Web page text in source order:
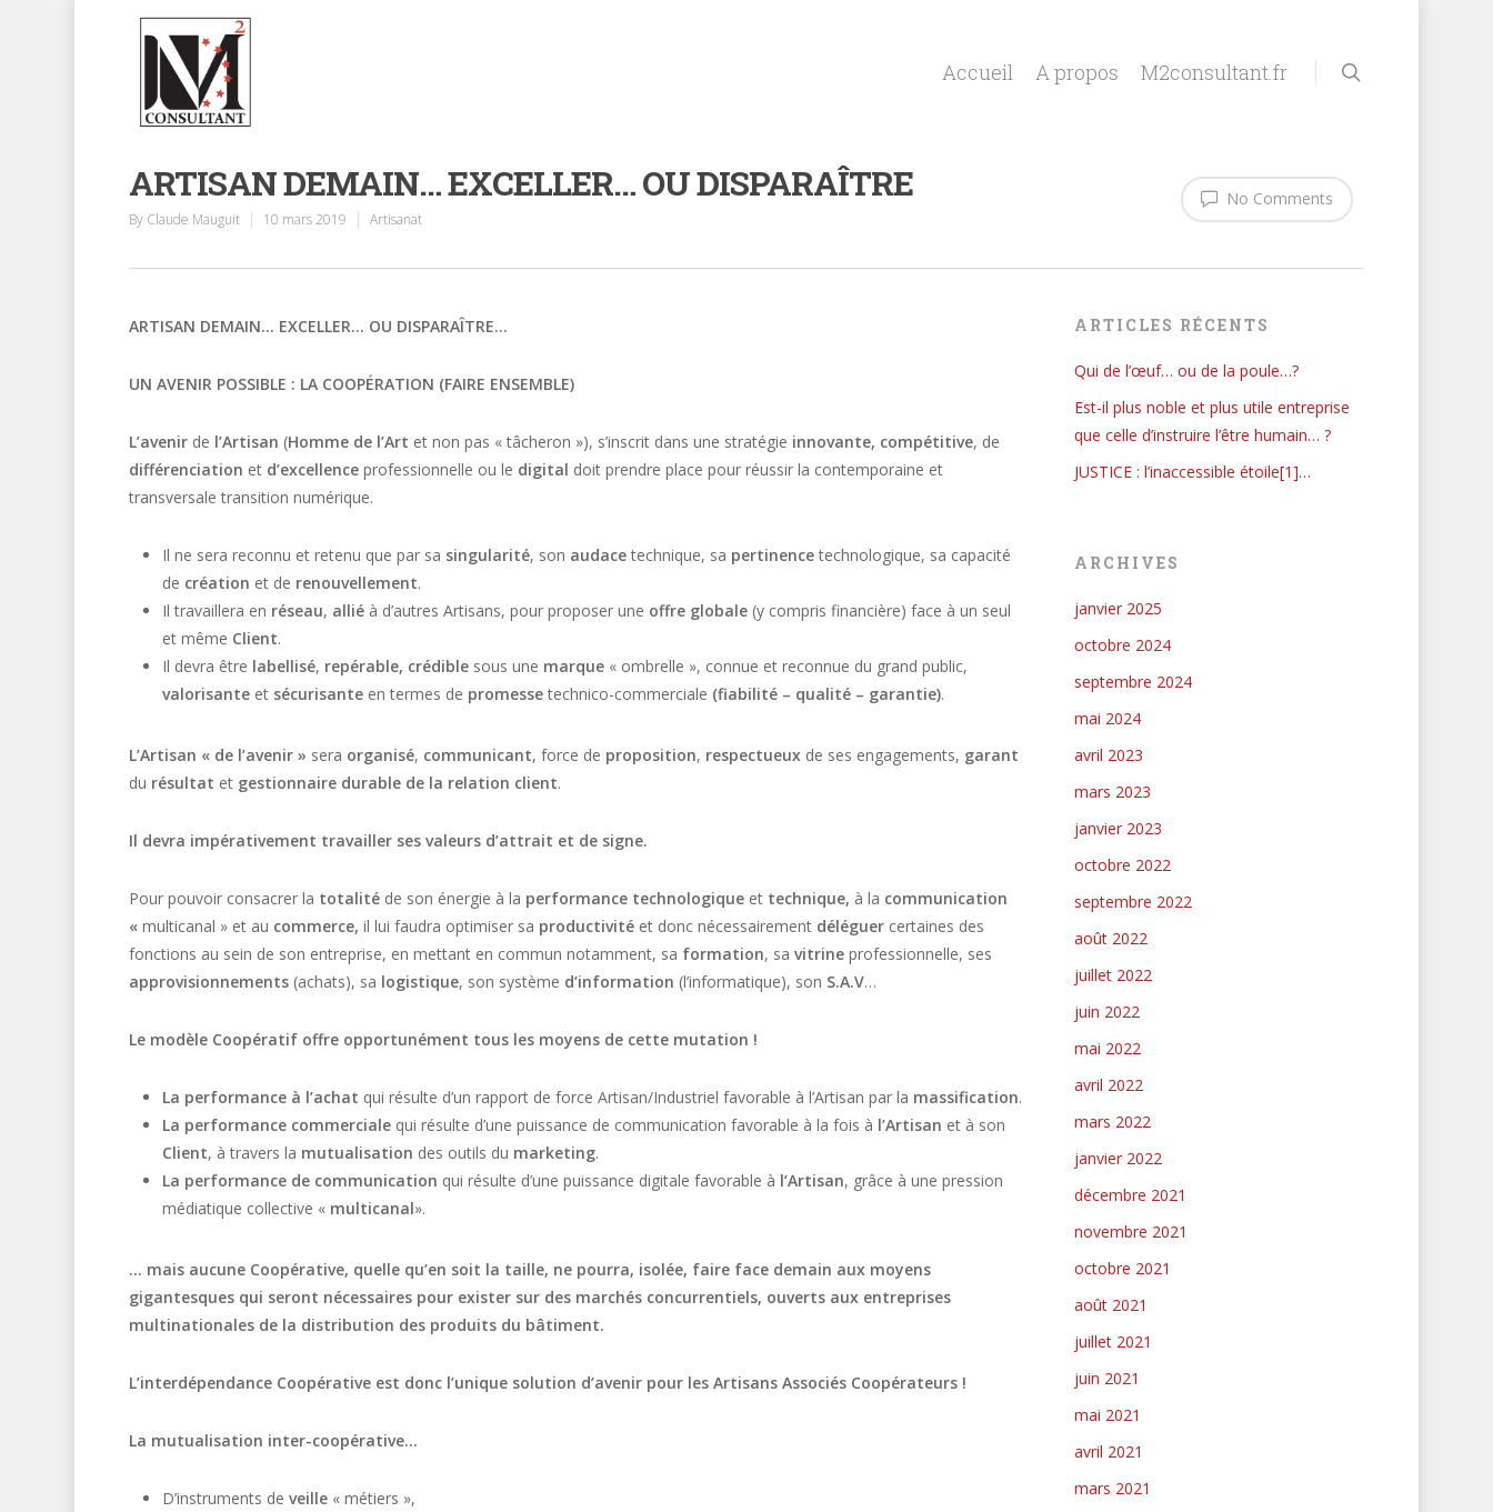
Accueil A propos M2consultant.fr
ARTISAN DEMAIN… EXCELLER… OU DISPARAÎTRE
By Claude Mauguit 10 mars 2019 Artisanat
No Comments
ARTISAN DEMAIN… EXCELLER… OU DISPARAÎTRE…
UN AVENIR POSSIBLE : LA COOPÉRATION (FAIRE ENSEMBLE)
L’avenir de l’Artisan (Homme de l’Art et non pas « tâcheron »), s’inscrit dans une stratégie innovante, compétitive, de
différenciation et d’excellenceprofessionnelle ou le digital doit prendre place pour réussir la contemporaine et
transversale transition numérique.
Il ne sera reconnu et retenu que par sa singularité, son audacetechnique, sa pertinencetechnologique, sa capacité
de création et de renouvellement.
Il travaillera en réseau, alliéà d’autres Artisans, pour proposer une offre globale (y compris financière) face à un seul
et même Client.
Il devra être labellisé, repérable, crédiblesous une marque« ombrelle », connue et reconnue du grand public,
valorisanteet sécurisanteen termes de promessetechnico-commerciale (fiabilité – qualité – garantie).
L’Artisan « de l’avenir » sera organisé, communicant, force de proposition, respectueux de ses engagements, garant
du résultat et gestionnaire durable de la relation client.
Il devra impérativement travailler ses valeurs d’attrait et de signe.
Pour pouvoir consacrer la totalitéde son énergie à la performance technologique ettechnique, à la communication
« multicanal » et au commerce, il lui faudra optimiser sa productivitéet donc nécessairement déléguercertaines des
fonctions au sein de son entreprise, en mettant en commun notamment, sa formation, sa vitrineprofessionnelle, ses
approvisionnements(achats), sa logistique, son système d’information (l’informatique), son S.A.V…
Le modèle Coopératif offre opportunément tous les moyens de cette mutation !
La performance à l’achat qui résulte d’un rapport de force Artisan/Industriel favorable à l’Artisan par la massification.
La performance commercialequi résulte d’une puissance de communication favorable à la fois à l’Artisan et à son
Client, à travers la mutualisation des outils du marketing.
La performance de communication qui résulte d’une puissance digitale favorable à l’Artisan, grâce à une pression
médiatique collective « multicanal».
… mais aucune Coopérative, quelle qu’en soit la taille, ne pourra, isolée, faire face demain aux moyens
gigantesques qui seront nécessaires pour exister sur des marchés concurrentiels, ouverts aux entreprises
multinationales de la distribution des produits du bâtiment.
L’interdépendance Coopérative est donc l’unique solution d’avenir pour les Artisans Associés Coopérateurs !
La mutualisation inter-coopérative…
D’instruments de veille« métiers »,
ARTICLES RÉCENTS
Qui de l’œuf… ou de la poule…?
Est-il plus noble et plus utile entreprise
que celle d’instruire l’être humain… ?
JUSTICE : l’inaccessible étoile[1]…
ARCHIVES
janvier 2025
octobre 2024
septembre 2024
mai 2024
avril 2023
mars 2023
janvier 2023
octobre 2022
septembre 2022
août 2022
juillet 2022
juin 2022
mai 2022
avril 2022
mars 2022
janvier 2022
décembre 2021
novembre 2021
octobre 2021
août 2021
juillet 2021
juin 2021
mai 2021
avril 2021
mars 2021